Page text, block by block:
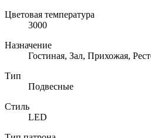
Цветовая температура
3000
Назначение
Гостиная, Зал, Прихожая,
Тип
Подвесные
Стиль
LED